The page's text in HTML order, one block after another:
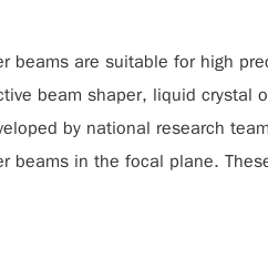
beams are suitable for high
beam shaper, liquid crystal
by national research
beams in the focal plane.